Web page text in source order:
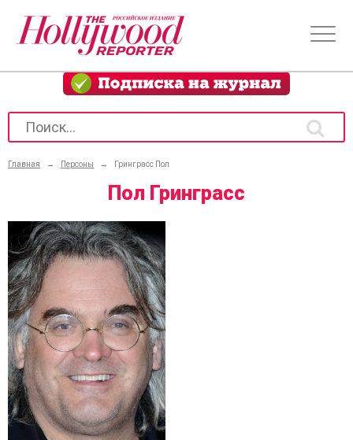
Главная → Персоны → Гринграсс Пол
Пол Гринграсс